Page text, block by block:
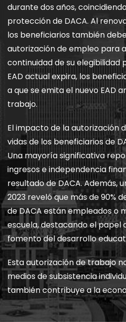
durante dos años,
protección de DACA. Al
los beneficiarios también
autorización de empleo para
continuidad de su elegibilidad
EAD actual expira, los
a que se emita el nuevo EAD
trabajo.
El impacto de la autorización
vidas de los beneficiarios de
Una mayoría significativa
ingresos e independencia
resultado de DACA. Además,
2023 reveló que más de 90%
de DACA están empleados o
escuela, destacando el papel
fomento del desarrollo
Esta autorización de trabajo
medios de subsistencia
también contribuye a la